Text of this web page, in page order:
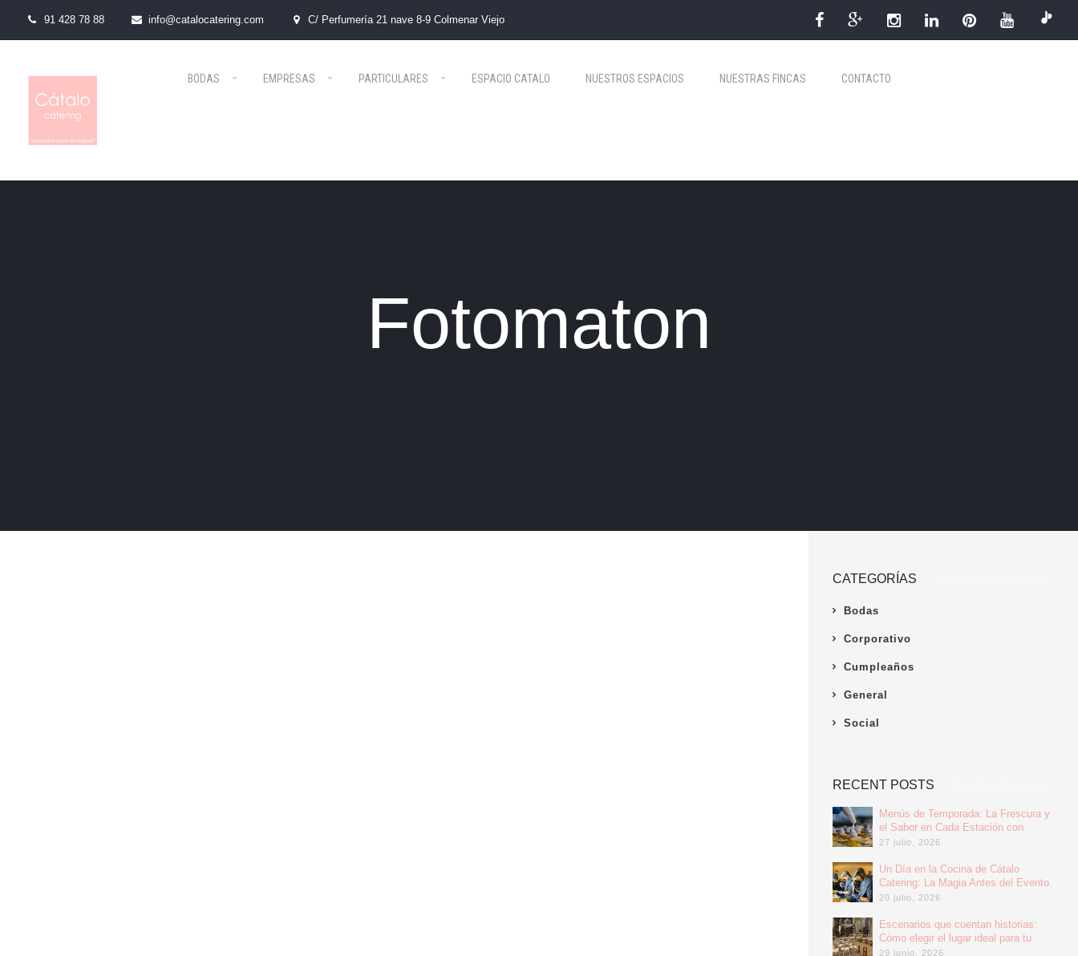
91 428 78 88 info@catalocatering.com C/ Perfumería 21 nave 8-9 Colmenar Viejo
BODAS EMPRESAS PARTICULARES ESPACIO CATALO NUESTROS ESPACIOS NUESTRAS FINCAS CONTACTO
Fotomaton
CATEGORÍAS
Bodas
Corporativo
Cumpleaños
General
Social
RECENT POSTS
Menús de Temporada: La Frescura y
el Sabor en Cada Estación con
Cátalo Catering.
27 julio, 2026
Un Día en la Cocina de Cátalo
Catering: La Magia Antes del Evento.
20 julio, 2026
Escenarios que cuentan historias:
Cómo elegir el lugar ideal para tu
boda.
29 junio, 2026